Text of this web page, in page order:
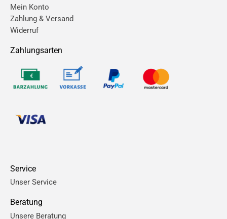
Mein Konto
Zahlung & Versand
Widerruf
Zahlungsarten
Service
Unser Service
Beratung
Unsere Beratung